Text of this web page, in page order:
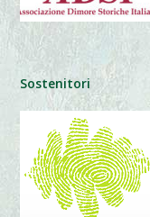
Sostenitori